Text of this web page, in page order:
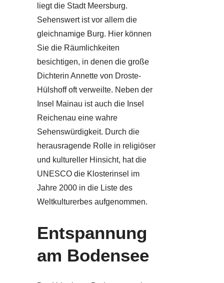
liegt die Stadt Meersburg.
Sehenswert ist vor allem die
gleichnamige Burg. Hier können
Sie die Räumlichkeiten
besichtigen, in denen die große
Dichterin Annette von Droste-
Hülshoff oft verweilte. Neben der
Insel Mainau ist auch die Insel
Reichenau eine wahre
Sehenswürdigkeit. Durch die
herausragende Rolle in religiöser
und kultureller Hinsicht, hat die
UNESCO die Klosterinsel im
Jahre 2000 in die Liste des
Weltkulturerbes aufgenommen.
Entspannung
am Bodensee